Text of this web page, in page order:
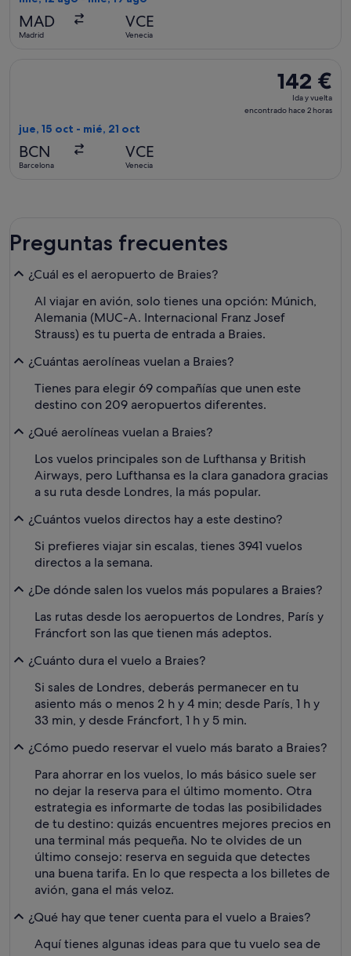
MAD
Madrid
VCE
Venecia
142 €
Ida
y
142 €
Ida y vuelta
encontrado hace 2 horas
jue, 15 oct - mié, 21 oct
BCN
Barcelona
VCE
Venecia
Preguntas frecuentes
¿Cuál es el aeropuerto de Braies?
Al viajar en avión, solo tienes una opción: Múnich,
Alemania (MUC-A. Internacional Franz Josef
Strauss) es tu puerta de entrada a Braies.
¿Cuántas aerolíneas vuelan a Braies?
Tienes para elegir 69 compañías que unen este
destino con 209 aeropuertos diferentes.
¿Qué aerolíneas vuelan a Braies?
Los vuelos principales son de Lufthansa y British
Airways, pero Lufthansa es la clara ganadora gracias
a su ruta desde Londres, la más popular.
¿Cuántos vuelos directos hay a este destino?
Si prefieres viajar sin escalas, tienes 3941 vuelos
directos a la semana.
¿De dónde salen los vuelos más populares a Braies?
Las rutas desde los aeropuertos de Londres, París y
Fráncfort son las que tienen más adeptos.
¿Cuánto dura el vuelo a Braies?
Si sales de Londres, deberás permanecer en tu
asiento más o menos 2 h y 4 min; desde París, 1 h y
33 min, y desde Fráncfort, 1 h y 5 min.
¿Cómo puedo reservar el vuelo más barato a Braies?
Para ahorrar en los vuelos, lo más básico suele ser
no dejar la reserva para el último momento. Otra
estrategia es informarte de todas las posibilidades
de tu destino: quizás encuentres mejores precios en
una terminal más pequeña. No te olvides de un
último consejo: reserva en seguida que detectes
una buena tarifa. En lo que respecta a los billetes de
avión, gana el más veloz.
¿Qué hay que tener cuenta para el vuelo a Braies?
Aquí tienes algunas ideas para que tu vuelo sea de